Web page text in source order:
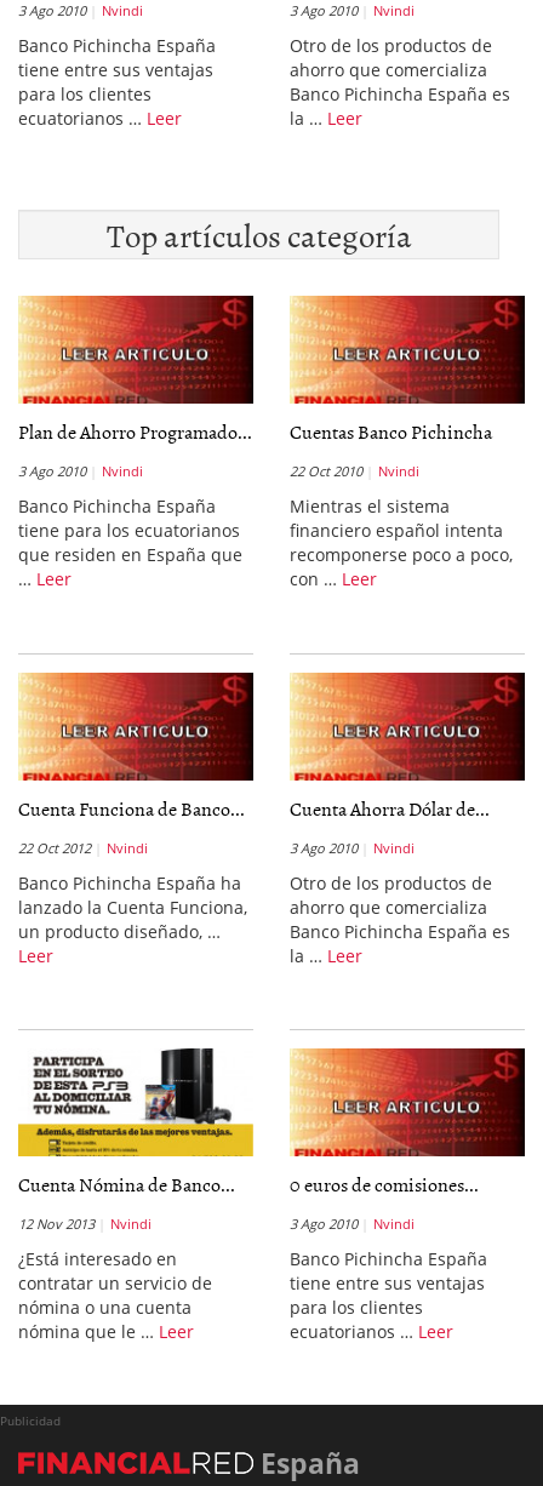
3 Ago 2010 Nvindi
Banco Pichincha España
tiene entre sus ventajas
para los clientes
ecuatorianos … Leer
3 Ago 2010 Nvindi
Otro de los productos de
ahorro que comercializa
Banco Pichincha España es
la … Leer
Top artículos categoría
Plan de Ahorro Programado...
3 Ago 2010 Nvindi
Banco Pichincha España
tiene para los ecuatorianos
que residen en España que
… Leer
Cuentas Banco Pichincha
22 Oct 2010 Nvindi
Mientras el sistema
financiero español intenta
recomponerse poco a poco,
con … Leer
Cuenta Funciona de Banco...
22 Oct 2012 Nvindi
Banco Pichincha España ha
lanzado la Cuenta Funciona,
un producto diseñado, …
Leer
Cuenta Ahorra Dólar de...
3 Ago 2010 Nvindi
Otro de los productos de
ahorro que comercializa
Banco Pichincha España es
la … Leer
Cuenta Nómina de Banco...
12 Nov 2013 Nvindi
¿Está interesado en
contratar un servicio de
nómina o una cuenta
nómina que le … Leer
0 euros de comisiones...
3 Ago 2010 Nvindi
Banco Pichincha España
tiene entre sus ventajas
para los clientes
ecuatorianos … Leer
Publicidad
España